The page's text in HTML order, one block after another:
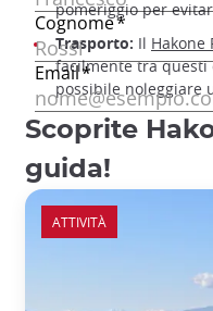
pomeriggio per
Trasporto: Il Hakone
facilmente tra questi
possibile noleggiare
Scoprite
guida!
ATTIVITÀ